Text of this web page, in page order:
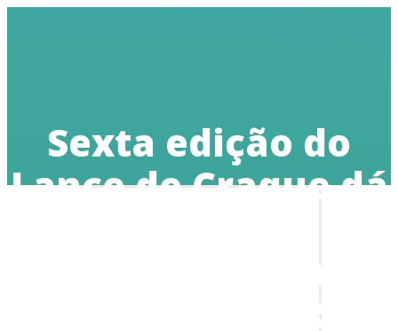
Sexta edição do
Lance de Craque dá